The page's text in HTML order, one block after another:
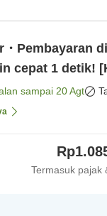
・Pembayaran
cepat 1 detik!
sampai 20 Agt
Termasuk pajak